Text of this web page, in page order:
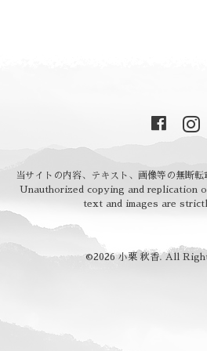
当サイトの内容、テキスト、画像等の無断転
Unauthorized copying and replication
text and images are
©2026小栗 秋香. All